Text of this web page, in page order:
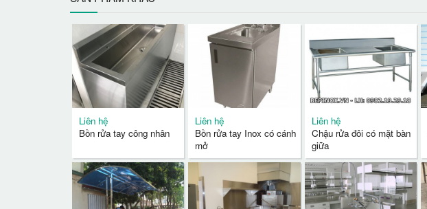
Liên hệ
Bồn rửa tay công nhân
Liên hệ
Bồn rửa tay Inox có cánh
mở
Liên hệ
Chậu rửa đôi có mặt bàn
giữa